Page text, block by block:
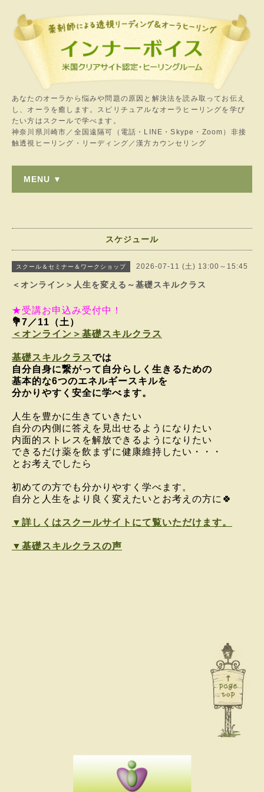
あなたのオーラから悩みや問題の原因と解決法を読み取ってお伝え
し、オーラを癒します。スピリチュアルなオーラヒーリングを学び
たい方はスクールで学べます。
神奈川県川崎市／全国遠隔可（電話・LINE・Skype・Zoom）非接
触透視ヒーリング・リーディング／漢方カウンセリング
MENU ▼
スケジュール
スクール＆セミナー＆ワークショップ 2026-07-11 (土) 13:00～15:45
＜オンライン＞人生を変える～基礎スキルクラス
★受講お申込み受付中！
💐7 ／11（土）
＜オンライン＞基礎スキルクラス
基礎スキルクラスでは
自分自身に繋がって 自分らしく生きるための
基本的な6つのエネルギースキルを
分かりやすく安全に学べます。
人生を豊かに生きていきたい
自分の内側に答えを見出せるようになりたい
内面的ストレスを解放できるようになりたい
できるだけ薬を飲まずに健康維持したい・・・
とお考えでしたら
初めての方でも分かりやすく学べます。
自分と人生をより良く変えたいとお考えの方に🍀
▼詳しくはスクールサイトにて覧いただけます。
▼基礎スキルクラスの声